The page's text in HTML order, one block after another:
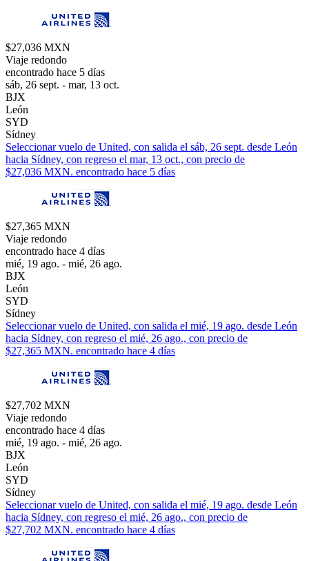
$27,036 MXN
Viaje redondo
encontrado hace 5 días
sáb, 26 sept. - mar, 13 oct.
BJX
León
SYD
Sídney
Seleccionar vuelo de United, con salida el sáb, 26 sept. desde León
hacia Sídney, con regreso el mar, 13 oct., con precio de
$27,036 MXN. encontrado hace 5 días
$27,365 MXN
Viaje redondo
encontrado hace 4 días
mié, 19 ago. - mié, 26 ago.
BJX
León
SYD
Sídney
Seleccionar vuelo de United, con salida el mié, 19 ago. desde León
hacia Sídney, con regreso el mié, 26 ago., con precio de
$27,365 MXN. encontrado hace 4 días
$27,702 MXN
Viaje redondo
encontrado hace 4 días
mié, 19 ago. - mié, 26 ago.
BJX
León
SYD
Sídney
Seleccionar vuelo de United, con salida el mié, 19 ago. desde León
hacia Sídney, con regreso el mié, 26 ago., con precio de
$27,702 MXN. encontrado hace 4 días